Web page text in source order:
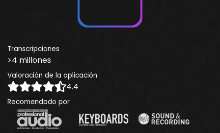
Transcripciones
>4 millones
Valoración de la aplicación
4.4
Recomendado por